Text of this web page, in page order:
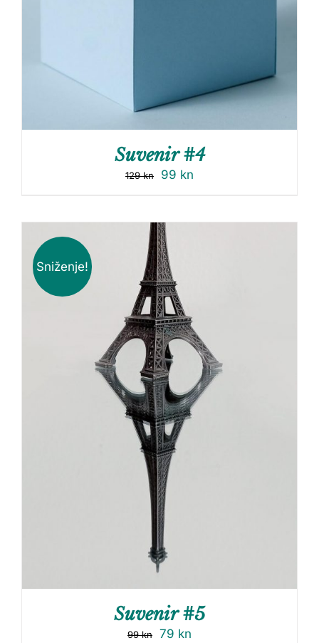
Suvenir #4
129kn 99 kn
Sniženje!
Suvenir #5
99kn 79 kn